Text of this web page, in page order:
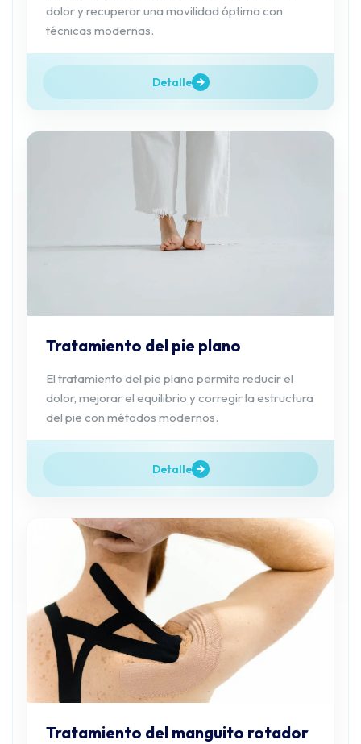
dolor y recuperar una movilidad óptima con
técnicas modernas.
Detalle
Tratamiento del pie plano
El tratamiento del pie plano permite reducir el
dolor, mejorar el equilibrio y corregir la estructura
del pie con métodos modernos.
Detalle
Tratamiento del manguito rotador